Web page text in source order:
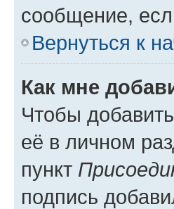
сообщение,
Вернуться к
Как мне
Чтобы
её в личном
пункт
подпись